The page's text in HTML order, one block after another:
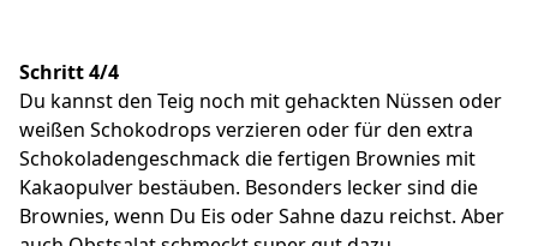
Schritt 4/4
Du kannst den Teig noch mit gehackten Nüssen oder
weißen Schokodrops verzieren oder für den extra
Schokoladengeschmack die fertigen Brownies mit
Kakaopulver bestäuben. Besonders lecker sind die
Brownies, wenn Du Eis oder Sahne dazu reichst. Aber